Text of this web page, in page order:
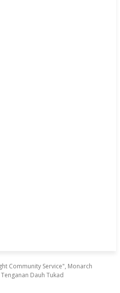
Community Service", Monarch
Dauh Tukad